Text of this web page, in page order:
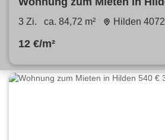
84.72 m²
3 Zi. ca. 84,72 m² Hilden
12 €/m²